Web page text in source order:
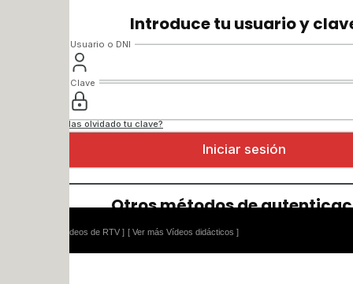
[ Ver más Vídeos didácticos ]